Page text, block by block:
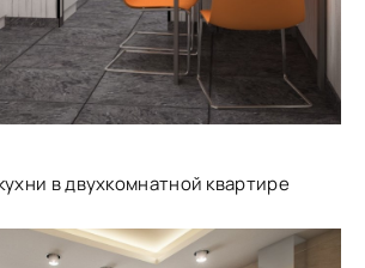
в двухкомнатной квартире